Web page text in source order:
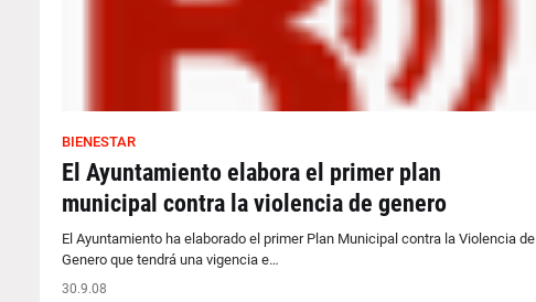
BIENESTAR
El Ayuntamiento elabora el primer plan
municipal contra la violencia de genero
El Ayuntamiento ha elaborado el primer Plan Municipal contra la Violencia de
Genero que tendrá una vigencia e…
30.9.08